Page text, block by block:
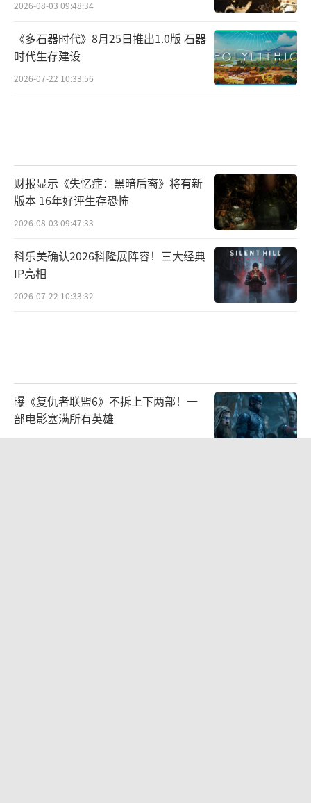
2026-08-03 09:48:34
《多石器时代》8月25日推出1.0版 石器
时代生存建设
2026-07-22 10:33:56
财报显示《失忆症：黑暗后裔》将有新
版本 16年好评生存恐怖
2026-08-03 09:47:33
科乐美确认2026科隆展阵容！三大经典
IP亮相
2026-07-22 10:33:32
曝《复仇者联盟6》不拆上下两部！一
部电影塞满所有英雄
2026-07-22 10:33:16